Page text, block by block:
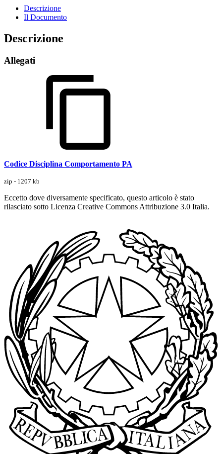
Descrizione
Il Documento
Descrizione
Allegati
Codice Disciplina Comportamento PA
zip - 1207 kb
Eccetto dove diversamente specificato, questo articolo è stato
rilasciato sotto Licenza Creative Commons Attribuzione 3.0 Italia.